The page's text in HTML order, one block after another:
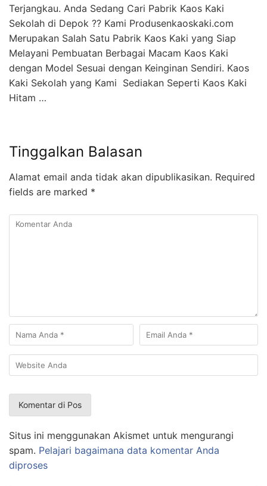
Terjangkau. Anda Sedang Cari Pabrik Kaos Kaki
Sekolah di Depok ?? Kami Produsenkaoskaki.com
Merupakan Salah Satu Pabrik Kaos Kaki yang Siap
Melayani Pembuatan Berbagai Macam Kaos Kaki
dengan Model Sesuai dengan Keinginan Sendiri. Kaos
Kaki Sekolah yang Kami Sediakan Seperti Kaos Kaki
Hitam …
Tinggalkan Balasan
Alamat email anda tidak akan dipublikasikan. Required
fields are marked *
Situs ini menggunakan Akismet untuk mengurangi
spam. Pelajari bagaimana data komentar Anda
diproses